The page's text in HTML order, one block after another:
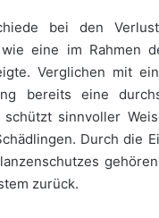
bei den
eine im Rahmen
Verglichen mit
bereits eine
sinnvoller
Durch die
zurück.